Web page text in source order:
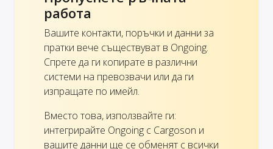
работа
Вашите контакти, поръчки и данни за
пратки вече съществуват в Ongoing.
Спрете да ги копирате в различни
системи на превозвачи или да ги
изпращате по имейл.
Вместо това, използвайте ги:
интегрирайте Ongoing с Cargoson и
вашите данни ще се обменят с всички